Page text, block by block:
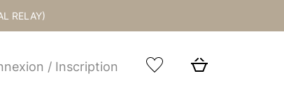
RELAY)
/ Inscription